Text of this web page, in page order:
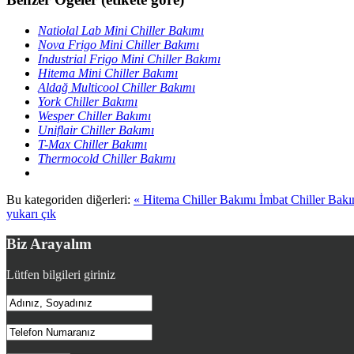
Natiolal Lab Mini Chiller Bakımı
Nova Frigo Mini Chiller Bakımı
Industrial Frigo Mini Chiller Bakımı
Hitema Mini Chiller Bakımı
Aldağ Multicool Chiller Bakımı
York Chiller Bakımı
Wesper Chiller Bakımı
Uniflair Chiller Bakımı
T-Max Chiller Bakımı
Thermocold Chiller Bakımı
Bu kategoriden diğerleri: « Hitema Chiller Bakımı İmbat Chiller
yukarı çık
Biz Arayalım
Lütfen bilgileri giriniz